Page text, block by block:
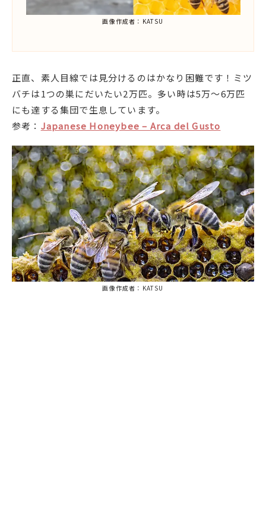
画像作成者：KATSU
正直、素人目線では見分けるのはかなり困難です！ミツ
バチは1つの巣にだいたい2万匹。多い時は5万～6万匹
にも達する集団で生息しています。
参考： Japanese Honeybee – Arca del Gusto
画像作成者：KATSU